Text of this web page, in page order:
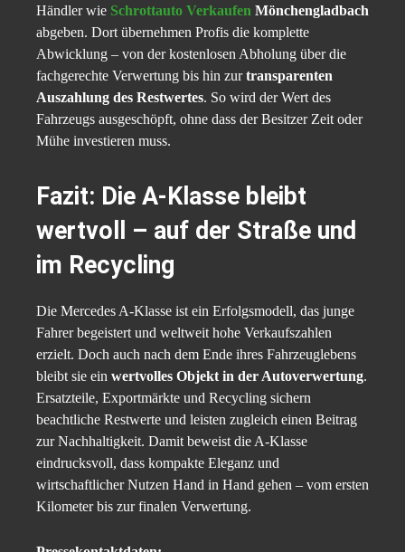
Händler wie Schrottauto Verkaufen Mönchengladbach
abgeben. Dort übernehmen Profis die komplette
Abwicklung – von der kostenlosen Abholung über die
fachgerechte Verwertung bis hin zurtransparenten
Auszahlung des Restwertes. So wird der Wert des
Fahrzeugs ausgeschöpft, ohne dass der Besitzer Zeit oder
Mühe investieren muss.
Fazit: Die A-Klasse bleibt
wertvoll – auf der Straße und
im Recycling
Die Mercedes A-Klasse ist ein Erfolgsmodell, das junge
Fahrer begeistert und weltweit hohe Verkaufszahlen
erzielt. Doch auch nach dem Ende ihres Fahrzeuglebens
bleibt sie ein wertvolles Objekt in der Autoverwertung.
Ersatzteile, Exportmärkte und Recycling sichern
beachtliche Restwerte und leisten zugleich einen Beitrag
zur Nachhaltigkeit. Damit beweist die A-Klasse
eindrucksvoll, dass kompakte Eleganz und
wirtschaftlicher Nutzen Hand in Hand gehen – vom ersten
Kilometer bis zur finalen Verwertung.